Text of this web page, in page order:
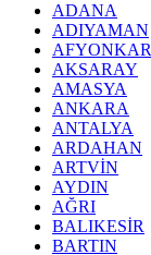
ADANA
ADIYAMAN
AKSARAY
AMASYA
ANKARA
ANTALYA
ARDAHAN
ARTVİN
AYDIN
AĞRI
BALIKESİR
BARTIN